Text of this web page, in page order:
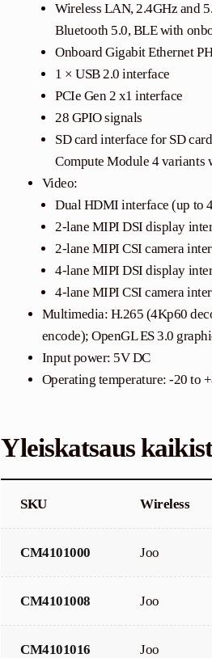
Wireless LAN, 2.4GHz and
Bluetooth 5.0, BLE with
Onboard Gigabit Ethernet
1 × USB 2.0 interface
PCIe Gen 2 x1 interface
28 GPIO signals
SD card interface for SD
Compute Module 4 variants
Video:
Dual HDMI interface (up to
2-lane MIPI DSI display
2-lane MIPI CSI camera
4-lane MIPI DSI display
4-lane MIPI CSI camera
Multimedia: H.265 (4Kp60
encode); OpenGL ES 3.0
Input power: 5V DC
Operating temperature: -20 to
Yleiskatsaus
SKU Wireless
CM4101000 Joo
CM4101008 Joo
CM4101016 Joo